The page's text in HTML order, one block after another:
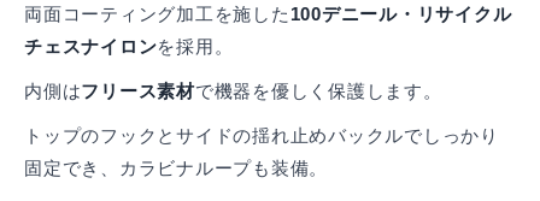
両面コーティング加工を施した 100デニール・リサイクル
チェスナイロンを採用。
内側はフリース素材で機器を優しく保護します。
トップのフックとサイドの揺れ止めバックルでしっかり
固定でき、カラビナループも装備。